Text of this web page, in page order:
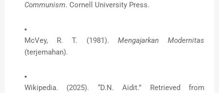
Communism. Cornell University Press.
McVey, R. T. (1981). Mengajarkan Modernitas
(terjemahan).
Wikipedia. (2025). “D.N. Aidit.” Retrieved from